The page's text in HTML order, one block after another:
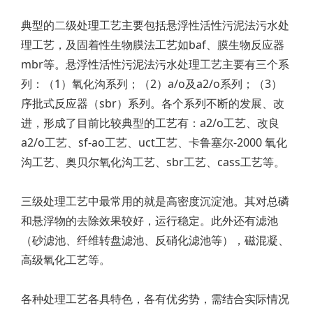
典型的二级处理工艺主要包括悬浮性活性污泥法污水处
理工艺，及固着性生物膜法工艺如baf、膜生物反应器
mbr等。悬浮性活性污泥法污水处理工艺主要有三个系
列：（1）氧化沟系列；（2）a/o及a2/o系列；（3）
序批式反应器（sbr）系列。各个系列不断的发展、改
进，形成了目前比较典型的工艺有：a2/o工艺、改良
a2/o工艺、sf-ao工艺、uct工艺、卡鲁塞尔-2000 氧化
沟工艺、奥贝尔氧化沟工艺、sbr工艺、cass工艺等。
三级处理工艺中最常用的就是高密度沉淀池。其对总磷
和悬浮物的去除效果较好，运行稳定。此外还有滤池
（砂滤池、纤维转盘滤池、反硝化滤池等），磁混凝、
高级氧化工艺等。
各种处理工艺各具特色，各有优劣势，需结合实际情况